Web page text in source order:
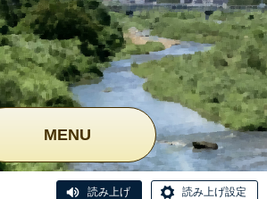
MENU
読み上げ 読み上げ設定